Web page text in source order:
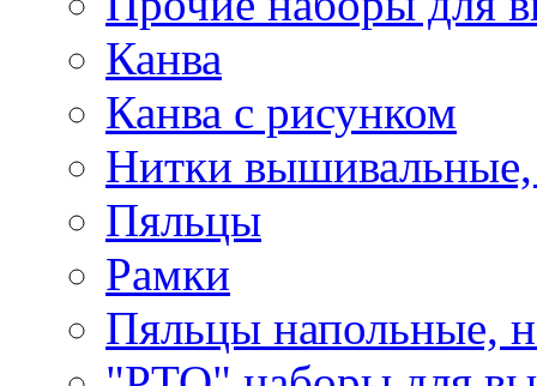
Канва
Канва с рисунком
Нитки
Пяльцы
Рамки
Пяльцы напольные,